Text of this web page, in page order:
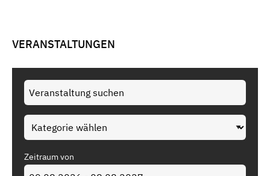
VERANSTALTUNGEN
Zeitraum von